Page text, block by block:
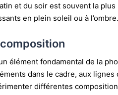
et du soir est souvent la
en plein soleil ou à l’ombre.
élément fondamental de la
dans le cadre, aux
différentes